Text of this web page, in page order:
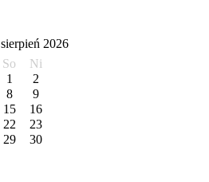
sierpień 2026
So
Ni
1
2
8
9
15
16
22
23
29
30